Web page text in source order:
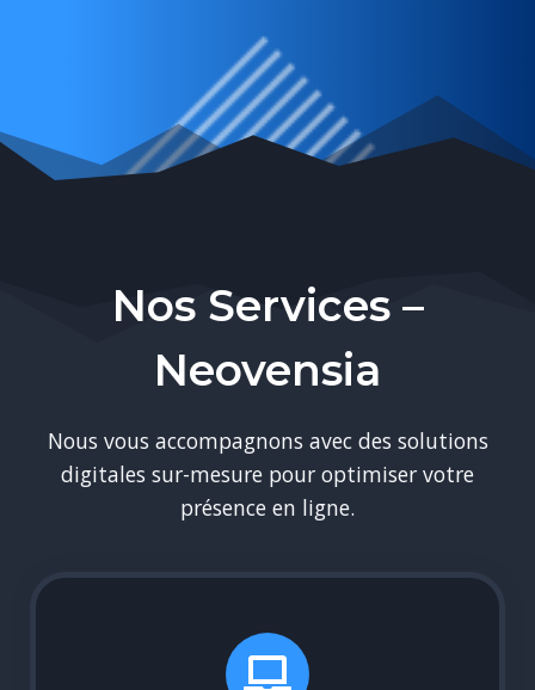
Nos Services –
Neovensia
Nous vous accompagnons avec des solutions
digitales sur-mesure pour optimiser votre
présence en ligne.